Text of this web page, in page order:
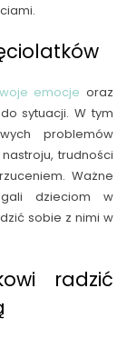
emocje oraz
sytuacji. W tym
problemów
trudności
Ważne
dzieciom w
sobie z nimi w
radzić